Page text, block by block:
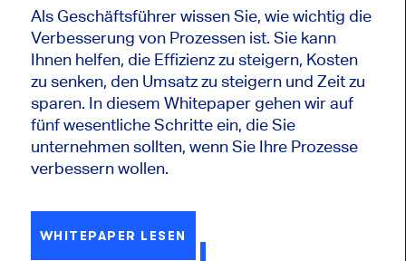
Als Geschäftsführer wissen Sie, wie wichtig die
Verbesserung von Prozessen ist. Sie kann
Ihnen helfen, die Effizienz zu steigern, Kosten
zu senken, den Umsatz zu steigern und Zeit zu
sparen. In diesem Whitepaper gehen wir auf
fünf wesentliche Schritte ein, die Sie
unternehmen sollten, wenn Sie Ihre Prozesse
verbessern wollen.
WHITEPAPER LESEN